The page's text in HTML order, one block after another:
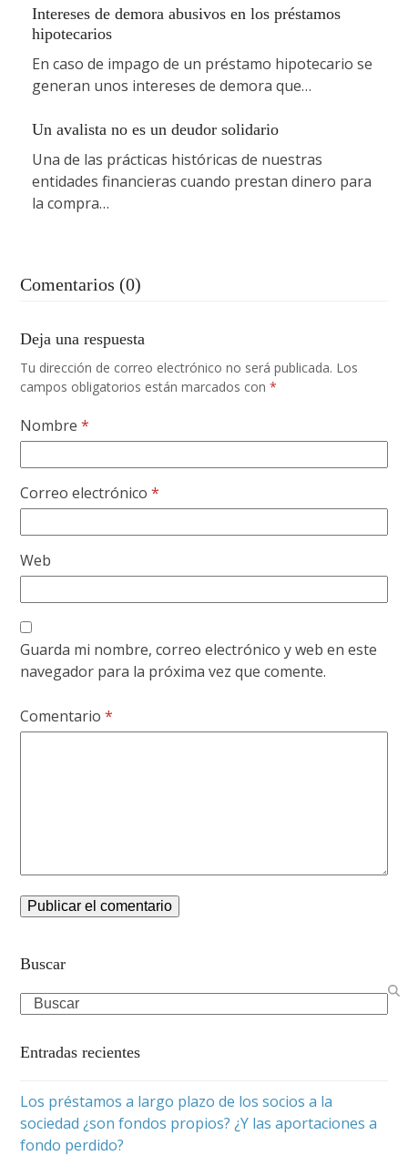
Intereses de demora abusivos en los préstamos
hipotecarios
En caso de impago de un préstamo hipotecario se
generan unos intereses de demora que…
Un avalista no es un deudor solidario
Una de las prácticas históricas de nuestras
entidades financieras cuando prestan dinero para
la compra…
Comentarios (0)
Deja una respuesta
Tu dirección de correo electrónico no será publicada. Los
campos obligatorios están marcados con*
Nombre*
Correo electrónico*
Web
Guarda mi nombre, correo electrónico y web en este
navegador para la próxima vez que comente.
Comentario*
Buscar
Search
Entradas recientes
Los préstamos a largo plazo de los socios a la
sociedad ¿son fondos propios? ¿Y las aportaciones a
fondo perdido?